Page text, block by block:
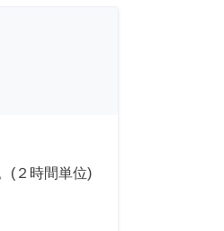
(２時間単位)